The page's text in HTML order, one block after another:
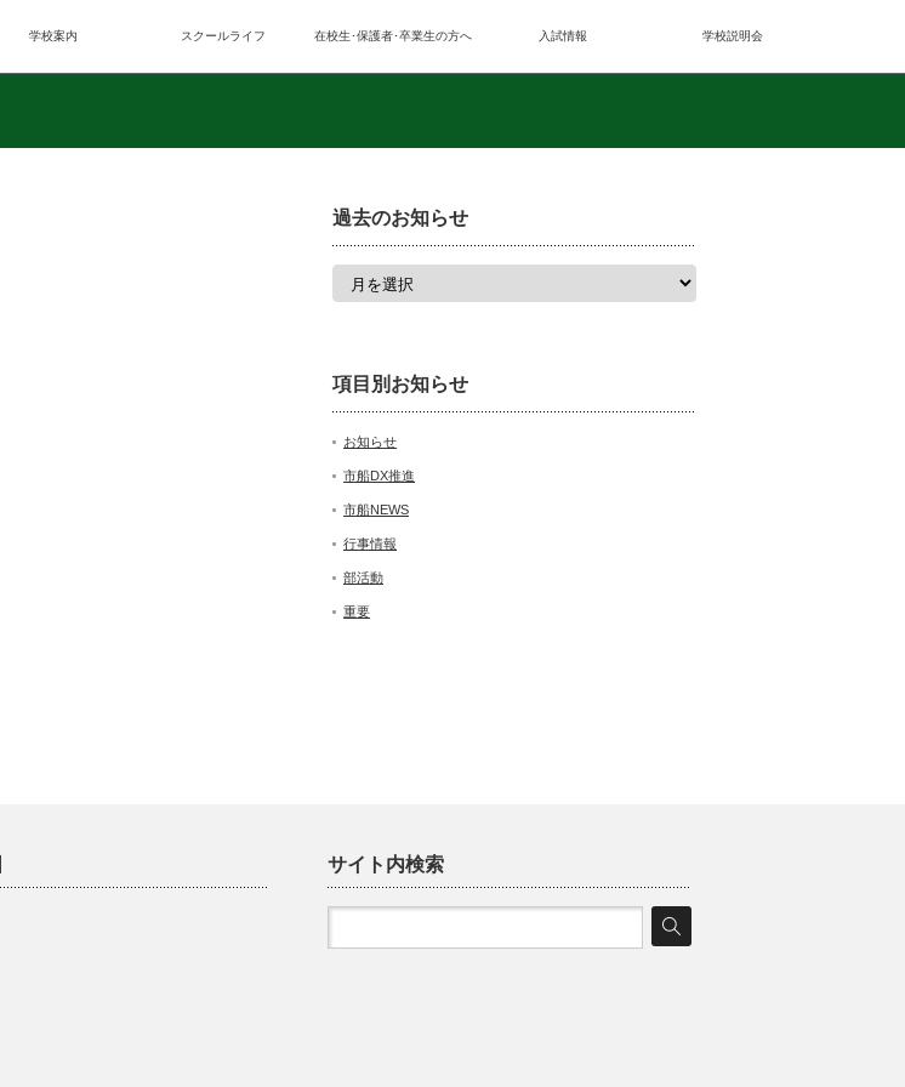
学校案内 スクールライフ 在校生･保護者･卒業生の方へ 入試情報 学校説明会
過去のお知らせ
項目別お知らせ
お知らせ
市船DX推進
市船NEWS
行事情報
部活動
重要
サイト内検索